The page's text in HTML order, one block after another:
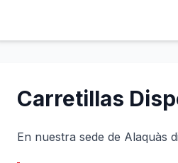
Carretillas
En nuestra sede de Alaquàs